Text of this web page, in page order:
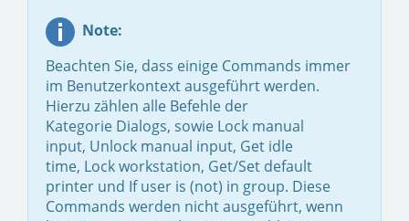
Note:
Beachten Sie, dass einige Commands immer
im Benutzerkontext ausgeführt werden.
Hierzu zählen alle Befehle der
Kategorie Dialogs, sowie Lock manual
input, Unlock manual input, Get idle
time, Lock workstation, Get/Set default
printer und If user is (not) in group. Diese
Commands werden nicht ausgeführt, wenn